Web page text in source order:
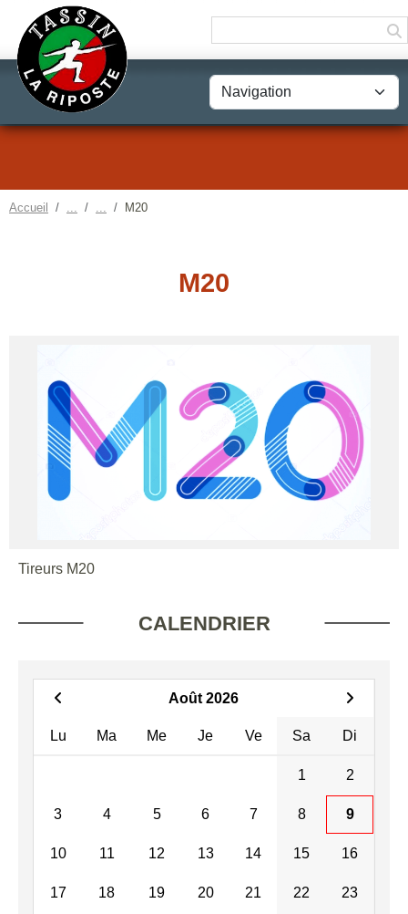
Accueil M20
M20
Tireurs M20
CALENDRIER
Août 2026
Lu Ma Me Je Ve Sa Di
1 2
3 4 5 6 7 8 9
10 11 12 13 14 15 16
17 18 19 20 21 22 23
Panneau de gestion des cookies